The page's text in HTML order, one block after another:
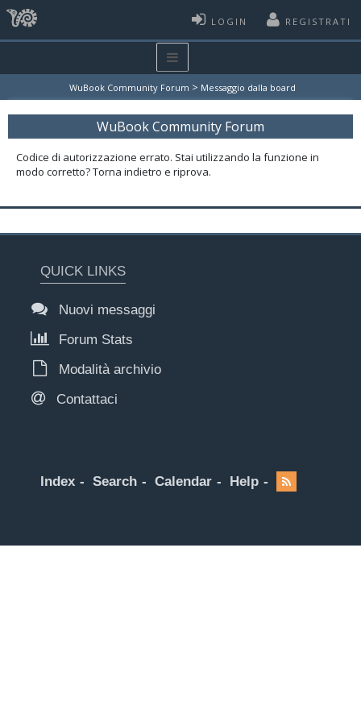
LOGIN REGISTRATI
WuBook Community Forum > Messaggio dalla board
WuBook Community Forum
Codice di autorizzazione errato. Stai utilizzando la funzione in
modo corretto? Torna indietro e riprova.
QUICK LINKS
Nuovi messaggi
Forum Stats
Modalità archivio
Contattaci
Index Search Calendar Help